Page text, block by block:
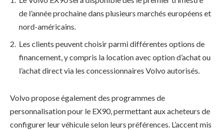
de l’année prochaine dans plusieurs marchés européens et
nord-américains.
Les clients peuvent choisir parmi différentes options de
financement, y compris la location avec option d’achat ou
l’achat direct via les concessionnaires Volvo autorisés.
Volvo propose également des programmes de
personnalisation pour le EX90, permettant aux acheteurs de
configurer leur véhicule selon leurs préférences. L’accent mis